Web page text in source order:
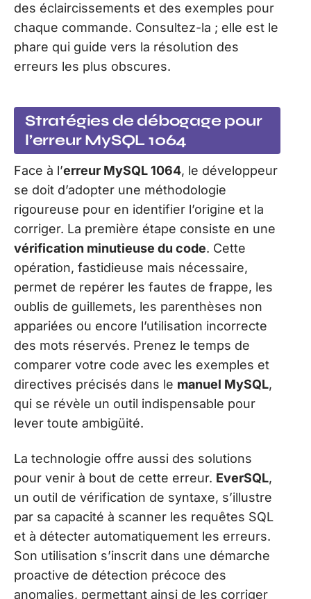
des éclaircissements et des exemples pour
chaque commande. Consultez-la ; elle est le
phare qui guide vers la résolution des
erreurs les plus obscures.
Stratégies de débogage pour
l’erreur MySQL 1064
Face à l’erreur MySQL 1064, le développeur
se doit d’adopter une méthodologie
rigoureuse pour en identifier l’origine et la
corriger. La première étape consiste en une
vérification minutieuse du code. Cette
opération, fastidieuse mais nécessaire,
permet de repérer les fautes de frappe, les
oublis de guillemets, les parenthèses non
appariées ou encore l’utilisation incorrecte
des mots réservés. Prenez le temps de
comparer votre code avec les exemples et
directives précisés dans le manuel MySQL,
qui se révèle un outil indispensable pour
lever toute ambigüité.
La technologie offre aussi des solutions
pour venir à bout de cette erreur. EverSQL,
un outil de vérification de syntaxe, s’illustre
par sa capacité à scanner les requêtes SQL
et à détecter automatiquement les erreurs.
Son utilisation s’inscrit dans une démarche
proactive de détection précoce des
anomalies, permettant ainsi de les corriger